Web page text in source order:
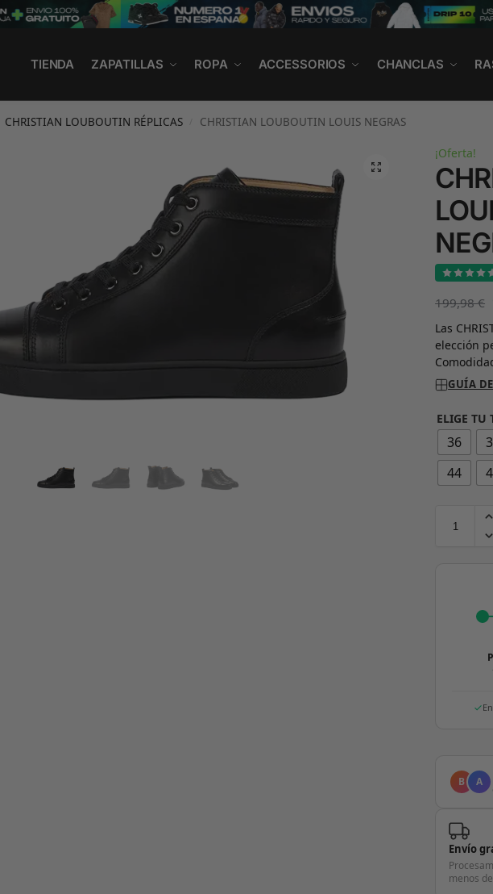
TIENDA ZAPATILLAS ROPA ACCESSORIOS CHANCLAS
CHRISTIAN LOUBOUTIN RÉPLICAS CHRISTIAN LOUBOUTIN LOUIS NEGRAS
¡Oferta!
199,98€
Las
elección
GUÍA
ELIGE TU
36
44
B A
Envío
menos